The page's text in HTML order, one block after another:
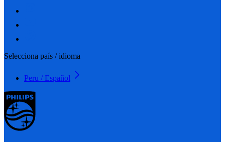
Selecciona país / idioma
Peru / Español